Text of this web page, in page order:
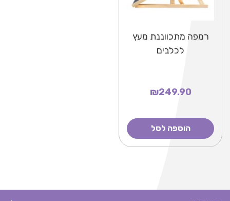
רמפה מתכווננת מעץ
לכלבים
₪249.90
הוספה לסל